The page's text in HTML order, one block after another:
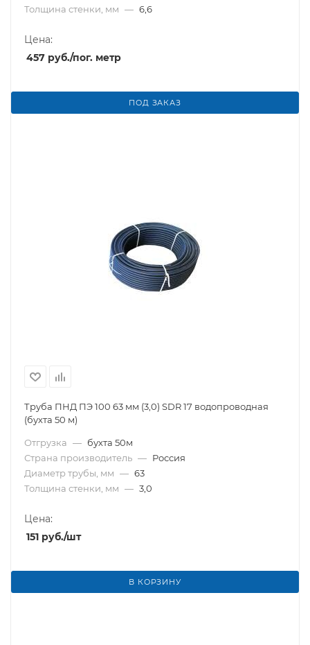
Толщина стенки, мм — 6,6
Цена:
457 руб./пог. метр
ПОД ЗАКАЗ
Труба ПНД ПЭ 100 63 мм (3,0) SDR 17 водопроводная
(бухта 50 м)
Отгрузка — бухта 50м
Страна производитель — Россия
Диаметр трубы, мм — 63
Толщина стенки, мм — 3,0
Цена:
151 руб./шт
В КОРЗИНУ